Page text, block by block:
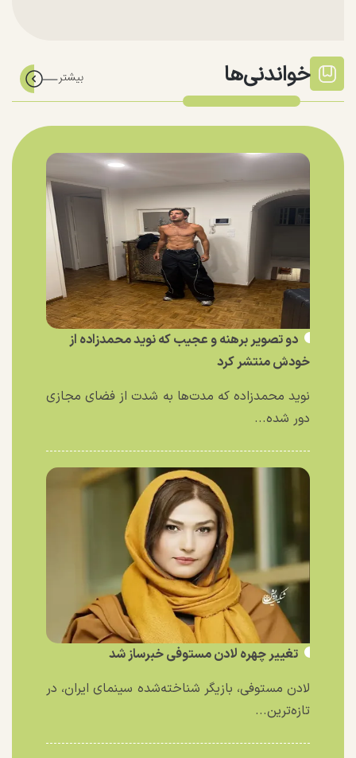
خواندنی‌ها
دو تصویر برهنه و عجیب که نوید محمدزاده از
خودش منتشر کرد
نوید محمدزاده که مدت‌ها به شدت از فضای مجازی
دور شده...
تغییر چهره لادن مستوفی خبرساز شد
لادن مستوفی، بازیگر شناخته‌شده سینمای ایران، در
تازه‌ترین...